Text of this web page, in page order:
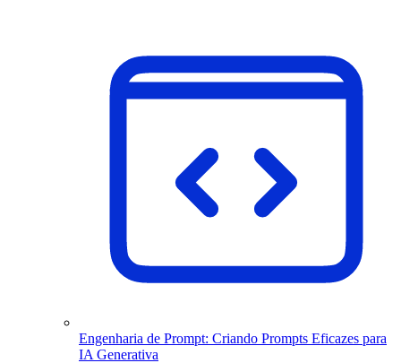
Engenharia de Prompt: Criando Prompts Eficazes para
IA Generativa